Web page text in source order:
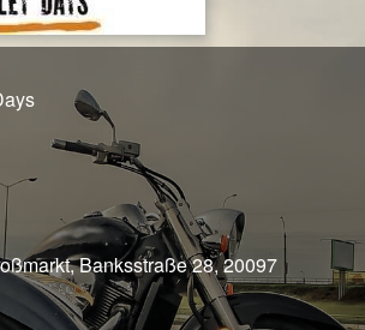
Banksstraße 28, 20097